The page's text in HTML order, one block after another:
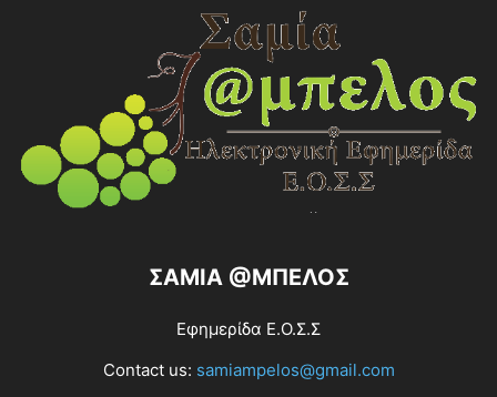
ΣΑΜΙΑ @ΜΠΕΛΟΣ
Εφημερίδα Ε.Ο.Σ.Σ
Contact us: samiampelos@gmail.com